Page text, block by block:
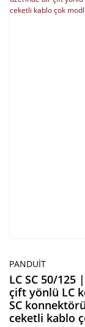
PANDUIT
LC SC 50/
çift yönlü LC
SC
ceketli kablo